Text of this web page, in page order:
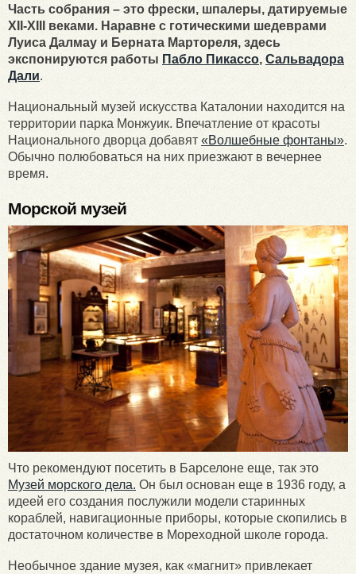
Часть собрания – это фрески, шпалеры, датируемые
XII-XIII веками. Наравне с готическими шедеврами
Луиса Далмау и Берната Мартореля, здесь
экспонируются работы Пабло Пикассо, Сальвадора
Дали.
Национальный музей искусства Каталонии находится на
территории парка Монжуик. Впечатление от красоты
Национального дворца добавят «Волшебные фонтаны».
Обычно полюбоваться на них приезжают в вечернее
время.
Морской музей
Что рекомендуют посетить в Барселоне еще, так это
Музей морского дела. Он был основан еще в 1936 году, а
идеей его создания послужили модели старинных
кораблей, навигационные приборы, которые скопились в
достаточном количестве в Мореходной школе города.
Необычное здание музея, как «магнит» привлекает